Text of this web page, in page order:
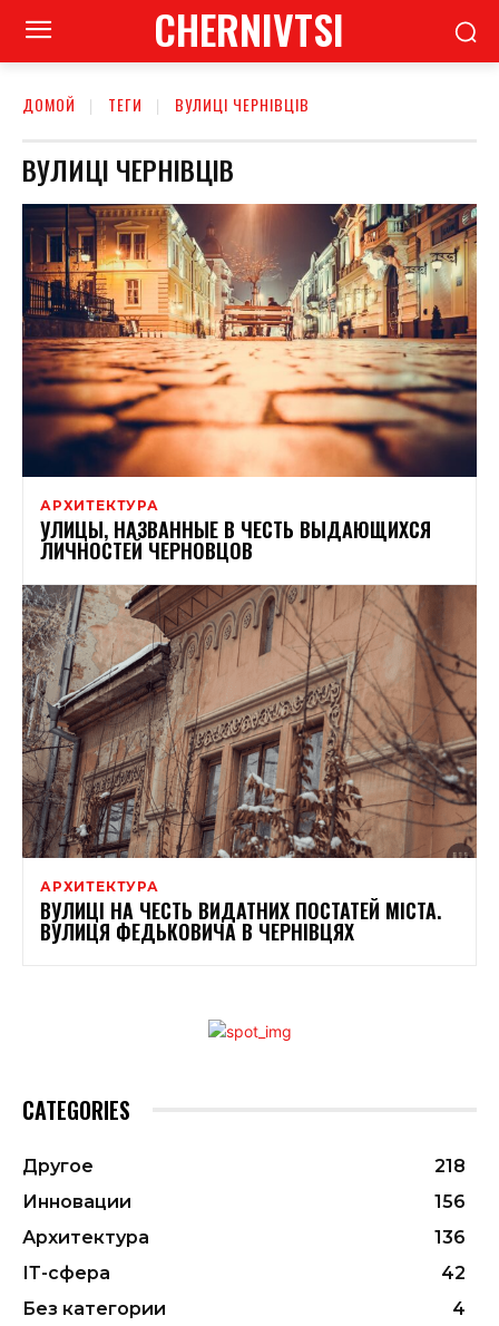
CHERNIVTSI
ДОМОЙ ТЕГИ ВУЛИЦІ ЧЕРНІВЦІВ
ВУЛИЦІ ЧЕРНІВЦІВ
АРХИТЕКТУРА
УЛИЦЫ, НАЗВАННЫЕ В ЧЕСТЬ ВЫДАЮЩИХСЯ
ЛИЧНОСТЕЙ ЧЕРНОВЦОВ
АРХИТЕКТУРА
ВУЛИЦІ НА ЧЕСТЬ ВИДАТНИХ ПОСТАТЕЙ МІСТА.
ВУЛИЦЯ ФЕДЬКОВИЧА В ЧЕРНІВЦЯХ
CATEGORIES
Другое
218
Инновации
156
Архитектура
136
ІТ-сфера
42
Без категории
4